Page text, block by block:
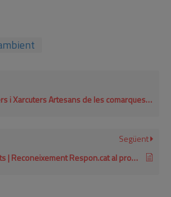
comarques Gironines | Reconeixement Respon.cat al programa ambiental de col·laboració 2020
Següent
Trias Galetes & Biscuits | Reconeixement Respon.cat al programa ambiental de col·laboració 2017